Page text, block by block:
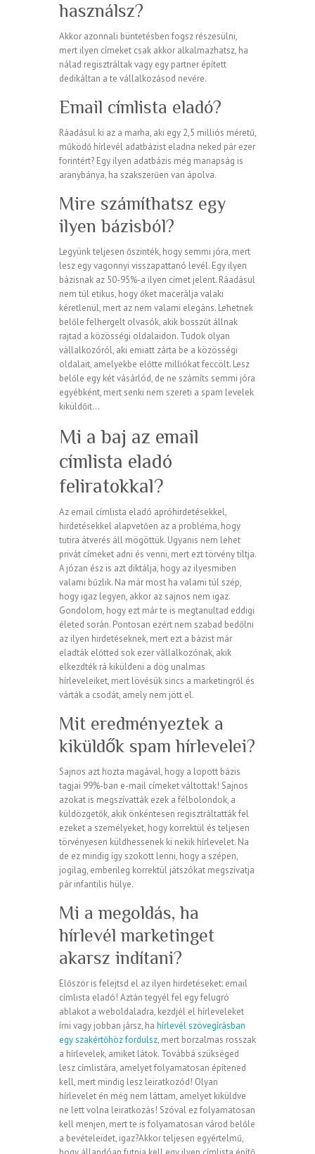
használsz?
Akkor azonnali büntetésben fogsz részesülni,
mert ilyen címeket csak akkor alkalmazhatsz, ha
nálad regisztráltak vagy egy partner épített
dedikáltan a te vállalkozásod nevére.
Email címlista eladó?
Ráadásul ki az a marha, aki egy 2,5 milliós méretű,
működő hírlevél adatbázist eladna neked pár ezer
forintért? Egy ilyen adatbázis még manapság is
aranybánya, ha szakszerűen van ápolva.
Mire számíthatsz egy
ilyen bázisból?
Legyünk teljesen őszinték, hogy semmi jóra, mert
lesz egy vagonnyi visszapattanó levél. Egy ilyen
bázisnak az 50-95%-a ilyen címet jelent. Ráadásul
nem túl etikus, hogy őket macerálja valaki
kéretlenül, mert az nem valami elegáns. Lehetnek
belőle felhergelt olvasók, akik bosszút állnak
rajtad a közösségi oldalaidon. Tudok olyan
vállalkozóról, aki emiatt zárta be a közösségi
oldalait, amelyekbe előtte milliókat feccölt. Lesz
belőle egy két vásárlód, de ne számíts semmi jóra
egyébként, mert senki nem szereti a spam levelek
kiküldőit…
Mi a baj az email
címlista eladó
feliratokkal?
Az email címlista eladó apróhirdetésekkel,
hirdetésekkel alapvetően az a probléma, hogy
tutira átverés áll mögöttük. Ugyanis nem lehet
privát címeket adni és venni, mert ezt törvény tiltja.
A józan ész is azt diktálja, hogy az ilyesmiben
valami bűzlik. Na már most ha valami túl szép,
hogy igaz legyen, akkor az sajnos nem igaz.
Gondolom, hogy ezt már te is megtanultad eddigi
életed során. Pontosan ezért nem szabad bedőlni
az ilyen hirdetéseknek, mert ezt a bázist már
eladták előtted sok ezer vállalkozónak, akik
elkezdték rá kiküldeni a dög unalmas
hírleveleiket, mert lövésük sincs a marketingről és
várták a csodát, amely nem jött el.
Mit eredményeztek a
kiküldők spam hírlevelei?
Sajnos azt hozta magával, hogy a lopott bázis
tagjai 99%-ban e-mail címeket váltottak! Sajnos
azokat is megszívatták ezek a félbolondok, a
küldözgetők, akik önkéntesen regisztráltatták fel
ezeket a személyeket, hogy korrektül és teljesen
törvényesen küldhessenek ki nekik hírlevelet. Na
de ez mindig így szokott lenni, hogy a szépen,
jogilag, emberileg korrektül játszókat megszívatja
pár infantilis hülye.
Mi a megoldás, ha
hírlevél marketinget
akarsz indítani?
Először is felejtsd el az ilyen hirdetéseket: email
címlista eladó! Aztán tegyél fel egy felugró
ablakot a weboldaladra, kezdjél el hírleveleket
írni vagy jobban jársz, ha hírlevél szövegírásban
egy szakértőhöz fordulsz, mert borzalmas rosszak
a hírlevelek, amiket látok. Továbbá szükséged
lesz címlistára, amelyet folyamatosan építened
kell, mert mindig lesz leiratkozód! Olyan
hírlevelet én még nem láttam, amelyet kiküldve
ne lett volna leiratkozás! Szóval ez folyamatosan
kell menjen, mert te is folyamatosan várod belőle
a bevételeidet, igaz?Akkor teljesen egyértelmű,